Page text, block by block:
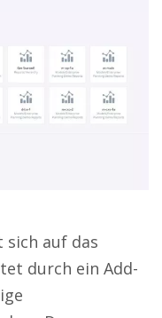
sich auf das
durch ein Add-